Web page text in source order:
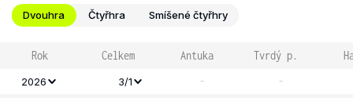
Dvouhra Čtyřhra Smíšené čtyřhry
Rok Celkem Antuka Tvrdý p.
2026 3/1 - -